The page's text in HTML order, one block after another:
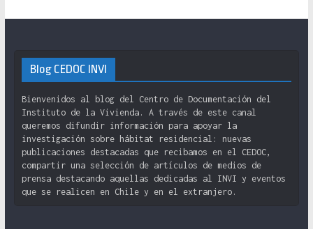
Blog CEDOC INVI
Bienvenidos al blog del Centro de Documentación del
Instituto de la Vivienda. A través de este canal
queremos difundir información para apoyar la
investigación sobre hábitat residencial: nuevas
publicaciones destacadas que recibamos en el CEDOC,
compartir una selección de artículos de medios de
prensa destacando aquellas dedicadas al INVI y eventos
que se realicen en Chile y en el extranjero.